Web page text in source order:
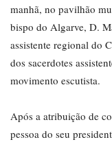
manhã, no pavilhão
bispo do Algarve, D.
assistente regional do
dos sacerdotes
movimento escutista.
Após a atribuição de
pessoa do seu